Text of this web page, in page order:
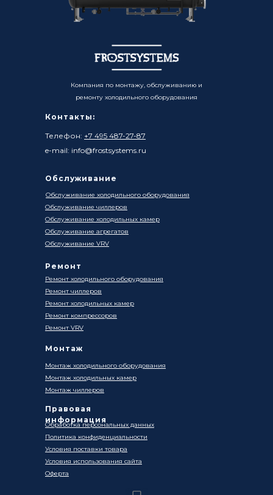
Контакты:
Телефон: +7 495 487-27-87
e-mail: info@frostsystems.ru
Ремонт
Обработка персональных данных
Политика конфиденциальности
Условия поставки товара
Оферта
Условия использования сайта
Компания по монтажу, обслуживанию и
ремонту холодильного оборудования
Ремонт холодильного оборудования
Ремонт чиллеров
Ремонт холодильных камер
Ремонт компрессоров
Ремонт VRV
Монтаж
Правовая
информация
Монтаж холодильного оборудования
Монтаж чиллеров
Монтаж холодильных камер
Обслуживание
Обслуживание холодильного оборудования
Обслуживание чиллеров
Обслуживание холодильных камер
Обслуживание агрегатов
Обслуживание VRV